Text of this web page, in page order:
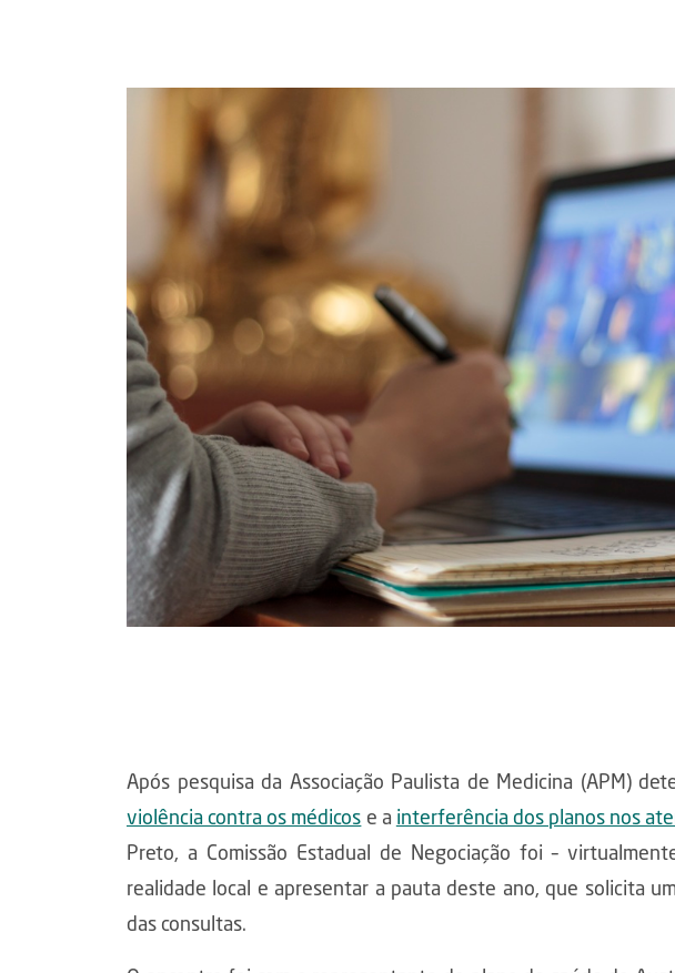
Após pesquisa da Associação Paulista de Medicina (APM)
violência contra os médicos e a interferência dos planos nos
Preto, a Comissão Estadual de Negociação foi –
realidade local e apresentar a pauta deste ano, que solicita
das consultas.